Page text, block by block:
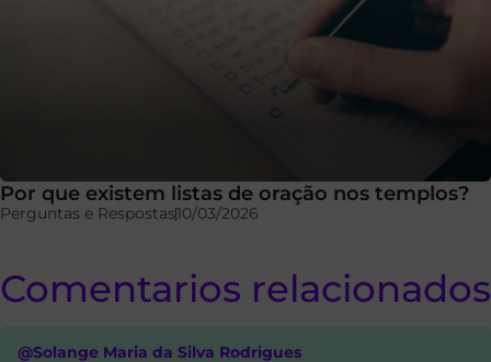
Por que existem listas de oração nos templos?
Perguntas e Respostas10/03/2026
Comentarios relacionados
@Solange Maria da Silva Rodrigues